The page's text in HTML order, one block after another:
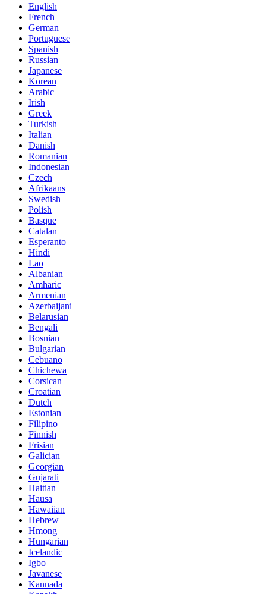
English
French
German
Portuguese
Spanish
Russian
Japanese
Korean
Arabic
Irish
Greek
Turkish
Italian
Danish
Romanian
Indonesian
Czech
Afrikaans
Swedish
Polish
Basque
Catalan
Esperanto
Hindi
Lao
Albanian
Amharic
Armenian
Azerbaijani
Belarusian
Bengali
Bosnian
Bulgarian
Cebuano
Chichewa
Corsican
Croatian
Dutch
Estonian
Filipino
Finnish
Frisian
Galician
Georgian
Gujarati
Haitian
Hausa
Hawaiian
Hebrew
Hmong
Hungarian
Icelandic
Igbo
Javanese
Kannada